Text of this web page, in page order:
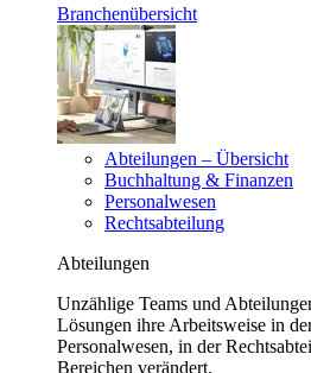
Branchenübersicht
Abteilungen – Übersicht
Buchhaltung & Finanzen
Personalwesen
Rechtsabteilung
Abteilungen
Unzählige Teams und
Lösungen ihre Arbeitsweise in
Personalwesen, in der
Bereichen verändert.